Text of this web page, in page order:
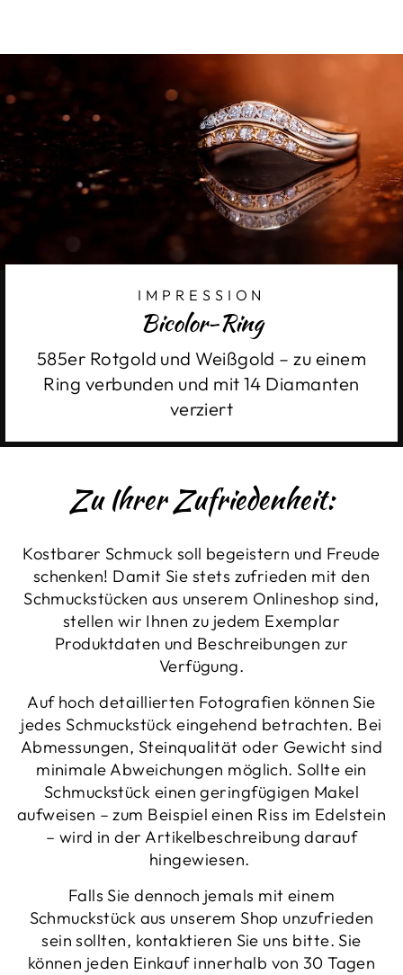
IMPRESSION
Bicolor-Ring
585er Rotgold und Weißgold – zu einem
Ring verbunden und mit 14 Diamanten
verziert
Zu Ihrer Zufriedenheit:
Kostbarer Schmuck soll begeistern und Freude
schenken! Damit Sie stets zufrieden mit den
Schmuckstücken aus unserem Onlineshop sind,
stellen wir Ihnen zu jedem Exemplar
Produktdaten und Beschreibungen zur
Verfügung.
Auf hoch detaillierten Fotografien können Sie
jedes Schmuckstück eingehend betrachten. Bei
Abmessungen, Steinqualität oder Gewicht sind
minimale Abweichungen möglich. Sollte ein
Schmuckstück einen geringfügigen Makel
aufweisen – zum Beispiel einen Riss im Edelstein
– wird in der Artikelbeschreibung darauf
hingewiesen.
Falls Sie dennoch jemals mit einem
Schmuckstück aus unserem Shop unzufrieden
sein sollten, kontaktieren Sie uns bitte. Sie
können jeden Einkauf innerhalb von 30 Tagen